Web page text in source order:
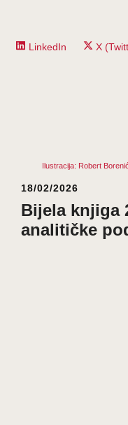
Share
LinkedIn
Share
X
Ilustracija: Robert
18/02/2026
Bijela knjiga
analitičke